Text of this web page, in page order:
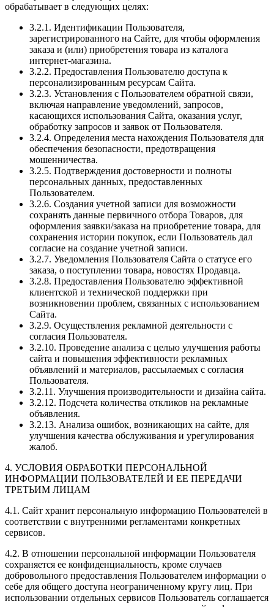
обрабатывает в следующих целях:
3.2.1. Идентификации Пользователя,
зарегистрированного на Сайте, для чтобы оформления
заказа и (или) приобретения товара из каталога
интернет-магазина.
3.2.2. Предоставления Пользователю доступа к
персонализированным ресурсам Сайта.
3.2.3. Установления с Пользователем обратной связи,
включая направление уведомлений, запросов,
касающихся использования Сайта, оказания услуг,
обработку запросов и заявок от Пользователя.
3.2.4. Определения места нахождения Пользователя для
обеспечения безопасности, предотвращения
мошенничества.
3.2.5. Подтверждения достоверности и полноты
персональных данных, предоставленных
Пользователем.
3.2.6. Создания учетной записи для возможности
сохранять данные первичного отбора Товаров, для
оформления заявки/заказа на приобретение товара, для
сохранения истории покупок, если Пользователь дал
согласие на создание учетной записи.
3.2.7. Уведомления Пользователя Сайта о статусе его
заказа, о поступлении товара, новостях Продавца.
3.2.8. Предоставления Пользователю эффективной
клиентской и технической поддержки при
возникновении проблем, связанных с использованием
Сайта.
3.2.9. Осуществления рекламной деятельности с
согласия Пользователя.
3.2.10. Проведение анализа с целью улучшения работы
сайта и повышения эффективности рекламных
объявлений и материалов, рассылаемых с согласия
Пользователя.
3.2.11. Улучшения производительности и дизайна сайта.
3.2.12. Подсчета количества откликов на рекламные
объявления.
3.2.13. Анализа ошибок, возникающих на сайте, для
улучшения качества обслуживания и урегулирования
жалоб.
4. УСЛОВИЯ ОБРАБОТКИ ПЕРСОНАЛЬНОЙ
ИНФОРМАЦИИ ПОЛЬЗОВАТЕЛЕЙ И ЕЕ ПЕРЕДАЧИ
ТРЕТЬИМ ЛИЦАМ
4.1. Сайт хранит персональную информацию Пользователей в
соответствии с внутренними регламентами конкретных
сервисов.
4.2. В отношении персональной информации Пользователя
сохраняется ее конфиденциальность, кроме случаев
добровольного предоставления Пользователем информации о
себе для общего доступа неограниченному кругу лиц. При
использовании отдельных сервисов Пользователь соглашается